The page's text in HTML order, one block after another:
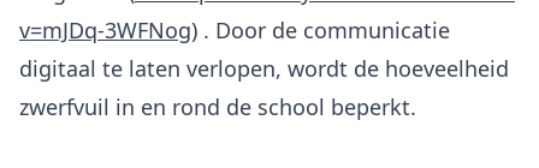
v=mJDq-3WFNog) . Door de communicatie
digitaal te laten verlopen, wordt de hoeveelheid
zwerfvuil in en rond de school beperkt.